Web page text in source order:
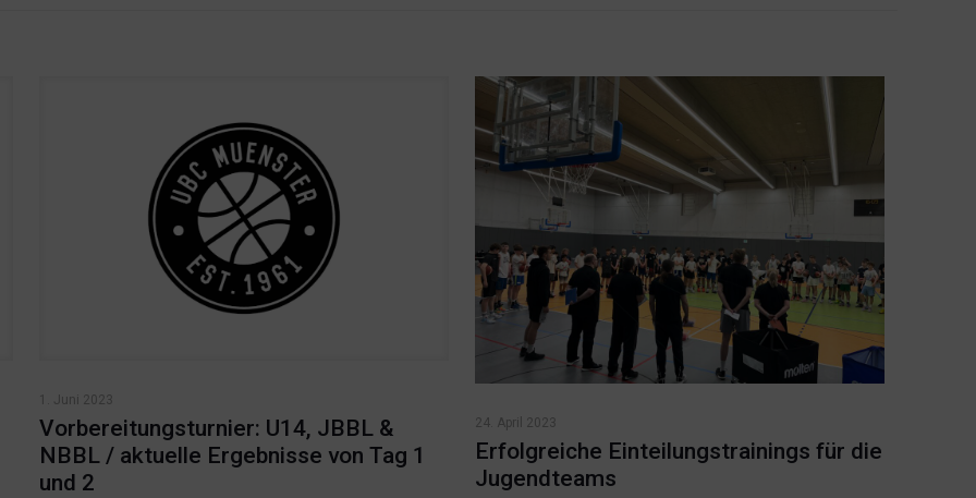
1. Juni 2023
Vorbereitungsturnier: U14, JBBL &
NBBL / aktuelle Ergebnisse von Tag 1
und 2
24. April 2023
Erfolgreiche Einteilungstrainings für die
Jugendteams